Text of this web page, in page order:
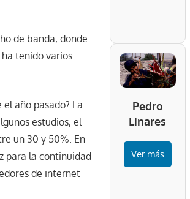
de banda, donde
tenido varios
año pasado? La
estudios, el
un 30 y 50%. En
para la continuidad
de internet
Pedro
Linares
Ver más